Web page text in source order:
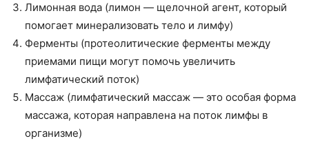
Лимонная вода (лимон — щелочной агент, который
помогает минерализовать тело и лимфу)
Ферменты (протеолитические ферменты между
приемами пищи могут помочь увеличить
лимфатический поток)
Массаж (лимфатический массаж — это особая форма
массажа, которая направлена ​​на поток лимфы в
организме)